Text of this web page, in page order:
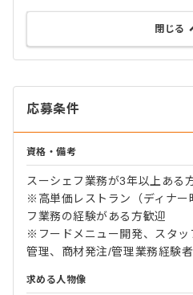
閉じる
応募条件
資格・備考
スーシェフ業務が3年以上ある
※高単価レストラン（ディナー
フ業務の経験がある方歓迎
※フードメニュー開発、スタッ
管理、商材発注/管理業務経験
求める人物像